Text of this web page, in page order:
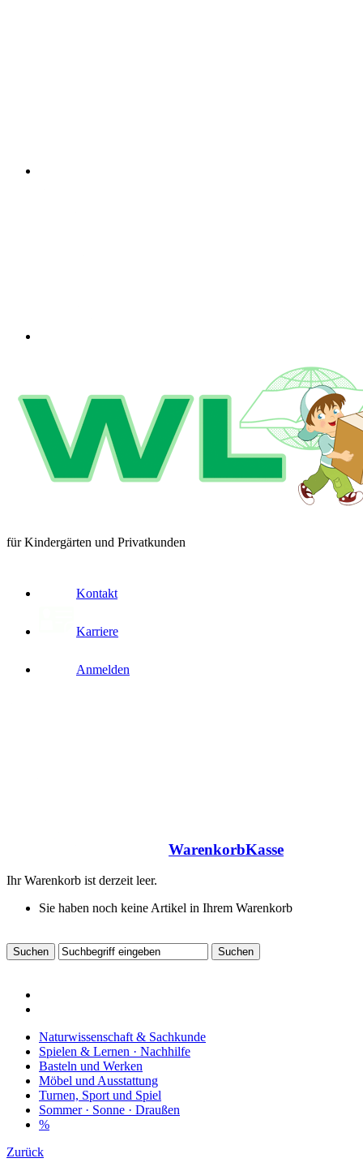
für Kindergärten und Privatkunden
Kontakt
Karriere
Anmelden
WarenkorbKasse
Ihr Warenkorb ist derzeit leer.
Sie haben noch keine Artikel in Ihrem Warenkorb
Naturwissenschaft & Sachkunde
Spielen & Lernen · Nachhilfe
Basteln und Werken
Möbel und Ausstattung
Turnen, Sport und Spiel
Sommer · Sonne · Draußen
%
Zurück